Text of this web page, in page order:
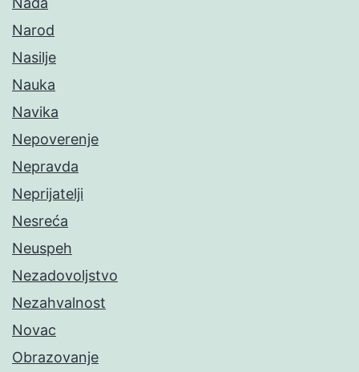
Narod
Nasilje
Nauka
Navika
Nepoverenje
Nepravda
Neprijatelji
Nesreća
Neuspeh
Nezadovoljstvo
Nezahvalnost
Novac
Obrazovanje